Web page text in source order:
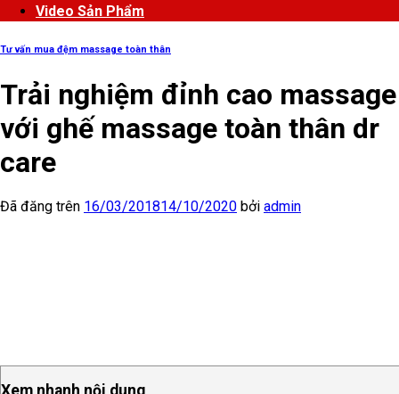
Video Sản Phẩm
Tư vấn mua đệm massage toàn thân
Trải nghiệm đỉnh cao massage
với ghế massage toàn thân dr
care
Đã đăng trên 16/03/201814/10/2020 bởi admin